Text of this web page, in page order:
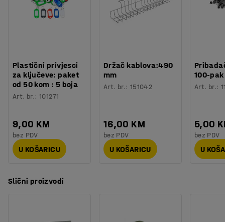
Možete ih kombinirati s drugim panelima različitih boja i
Plastični privjesci
za ključeve: paket
od 50 kom : 5 boja
Art. br.:101271
9,00 KM
bez PDV
U KOŠARICU
Držač kablova:490
mm
Art. br.: 151042
16,00 KM
bez PDV
U KOŠARICU
100-pak
Art. br.:
5,00
bez PDV
U
Slični proizvodi